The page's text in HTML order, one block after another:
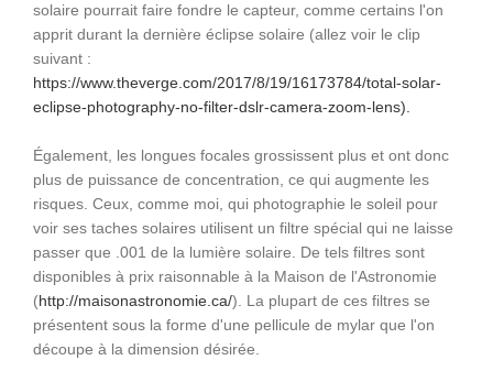
solaire pourrait faire fondre le capteur, comme certains l'on
apprit durant la dernière éclipse solaire (allez voir le clip
suivant :
https://www.theverge.com/2017/8/19/16173784/total-solar-
eclipse-photography-no-filter-dslr-camera-zoom-lens).
Également, les longues focales grossissent plus et ont donc
plus de puissance de concentration, ce qui augmente les
risques. Ceux, comme moi, qui photographie le soleil pour
voir ses taches solaires utilisent un filtre spécial qui ne laisse
passer que .001 de la lumière solaire. De tels filtres sont
disponibles à prix raisonnable à la Maison de l'Astronomie
(http://maisonastronomie.ca/). La plupart de ces filtres se
présentent sous la forme d'une pellicule de mylar que l'on
découpe à la dimension désirée.